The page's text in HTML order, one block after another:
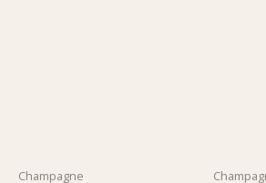
Champagne